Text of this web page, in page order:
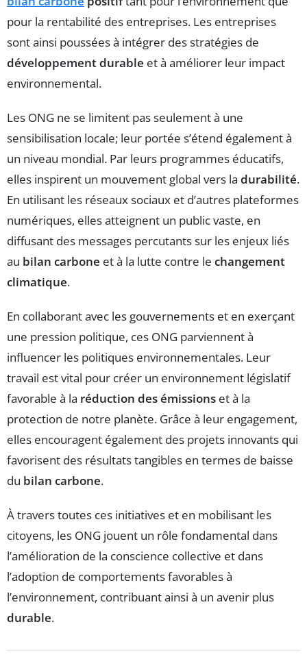
pour la rentabilité des entreprises. Les entreprises
sont ainsi poussées à intégrer des stratégies de
développement durable et à améliorer leur impact
environnemental.
Les ONG ne se limitent pas seulement à une
sensibilisation locale; leur portée s’étend également à
un niveau mondial. Par leurs programmes éducatifs,
elles inspirent un mouvement global vers la durabilité.
En utilisant les réseaux sociaux et d’autres plateformes
numériques, elles atteignent un public vaste, en
diffusant des messages percutants sur les enjeux liés
au bilan carbone et à la lutte contre le changement
climatique.
En collaborant avec les gouvernements et en exerçant
une pression politique, ces ONG parviennent à
influencer les politiques environnementales. Leur
travail est vital pour créer un environnement législatif
favorable à la réduction des émissions et à la
protection de notre planète. Grâce à leur engagement,
elles encouragent également des projets innovants qui
favorisent des résultats tangibles en termes de baisse
du bilan carbone.
À travers toutes ces initiatives et en mobilisant les
citoyens, les ONG jouent un rôle fondamental dans
l’amélioration de la conscience collective et dans
l’adoption de comportements favorables à
l’environnement, contribuant ainsi à un avenir plus
durable.